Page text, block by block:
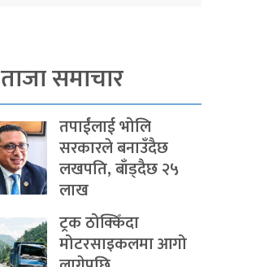
ताजा समाचार
तपाईंलाई भोलि
सरकारले बनाउँदैछ
लखपति, बाँड्दैछ २५
लाख
ट्रक ठोक्किँदा
मोटरसाइकलमा आगो